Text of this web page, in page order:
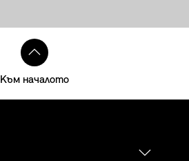
Към началото